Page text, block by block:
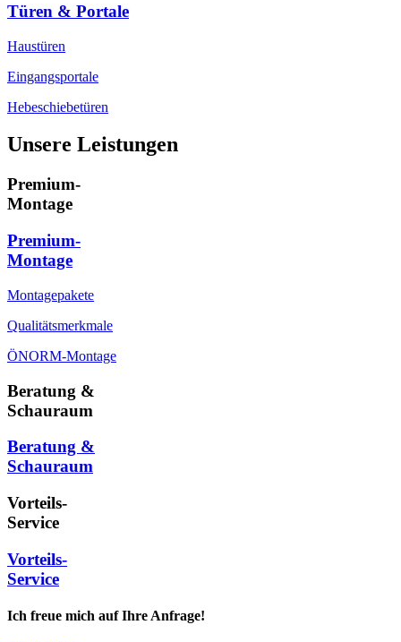
Türen & Portale
Haustüren
Eingangsportale
Hebeschiebetüren
Unsere Leistungen
Premium-
Montage
Premium-
Montage
Montagepakete
Qualitätsmerkmale
ÖNORM-Montage
Beratung &
Schauraum
Beratung &
Schauraum
Vorteils-
Service
Vorteils-
Service
Ich freue mich auf Ihre Anfrage!